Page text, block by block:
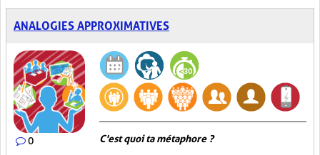
ANALOGIES APPROXIMATIVES
0 C'est quoi ta métaphore ?